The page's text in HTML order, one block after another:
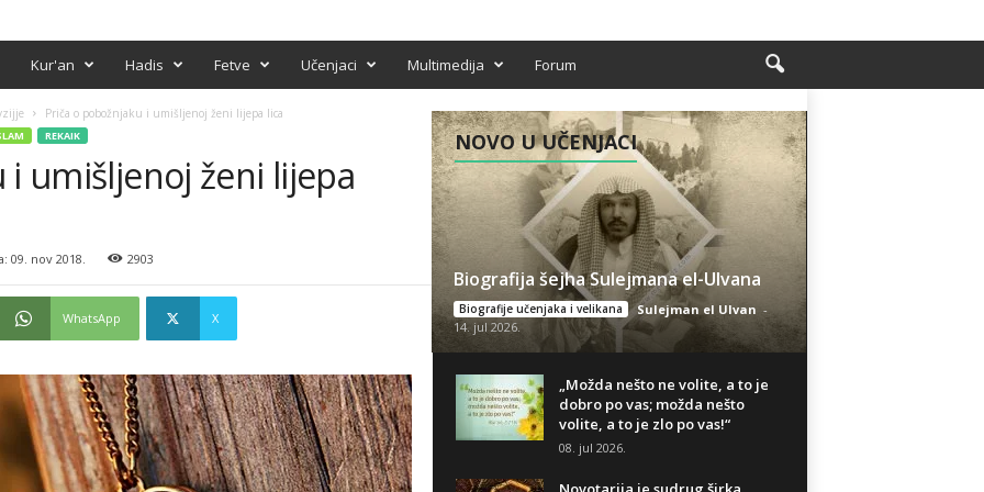
Kur'an Hadis Fetve Učenjaci Multimedija Forum
Priča o pobožnjaku i umišljenoj ženi lijepa lica
REKAIK
i umišljenoj ženi lijepa
09. nov 2018. 2903
WhatsApp X
NOVO U UČENJACI
Biografija šejha Sulejmana el-Ulvana
Biografije učenjaka i velikana Sulejman el Ulvan -
14. jul 2026.
„Možda nešto ne volite, a to je
dobro po vas; možda nešto
volite, a to je zlo po vas!“
08. jul 2026.